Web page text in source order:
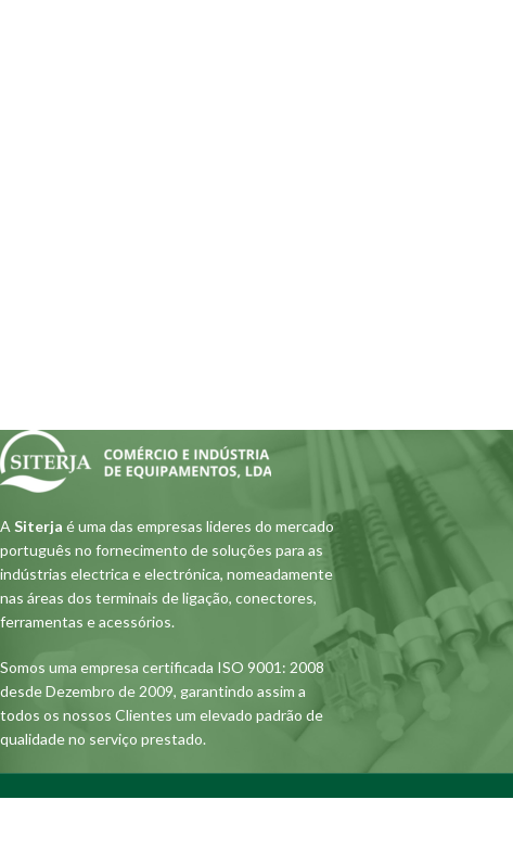
A Siterja é uma das empresas lideres do mercado
português no fornecimento de soluções para as
indústrias electrica e electrónica, nomeadamente
nas áreas dos terminais de ligação, conectores,
ferramentas e acessórios.
Somos uma empresa certificada ISO 9001: 2008
desde Dezembro de 2009, garantindo assim a
todos os nossos Clientes um elevado padrão de
qualidade no serviço prestado.